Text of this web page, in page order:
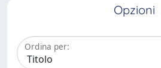
Opzioni
Ordina per: